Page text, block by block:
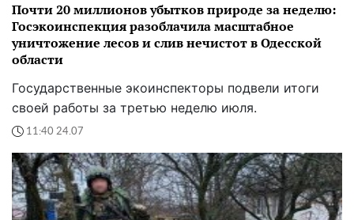
Почти 20 миллионов убытков природе за неделю:
Госэкоинспекция разоблачила масштабное
уничтожение лесов и слив нечистот в Одесской
области
Государственные экоинспекторы подвели итоги
своей работы за третью неделю июля.
11:40 24.07